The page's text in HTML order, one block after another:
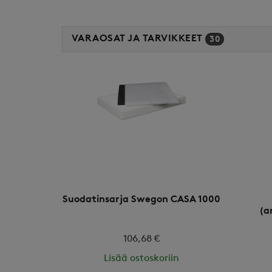
VARAOSAT JA TARVIKKEET 30
Suodatinsarja Swegon CASA 1000
106,68 €
Lisää ostoskoriin